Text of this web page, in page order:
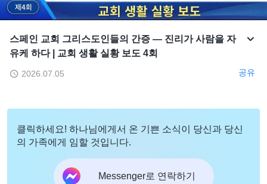
스페인 교회 그리스도인들의 간증 — 진리가 사람을 자
유케 하다 | 교회 생활 실황 보도 4회
2026.07.05 공유
클릭하세요! 하나님에게서 온 기쁜 소식이 당신과 당신
의 가족에게 임할 것입니다.
Messenger로 연락하기